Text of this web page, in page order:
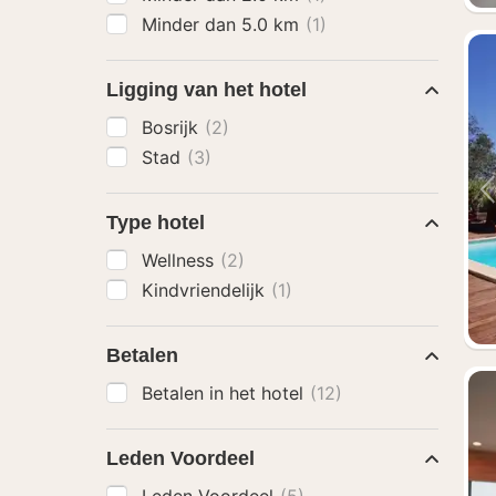
Minder dan 5.0 km (1)
Ligging van het hotel
Bosrijk (2)
Stad (3)
Type hotel
Wellness (2)
Kindvriendelijk (1)
Betalen
Betalen in het hotel (12)
Leden Voordeel